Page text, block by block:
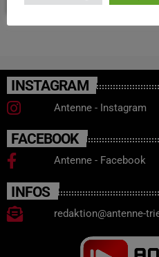
INSTAGRAM
Antenne - Instagram
FACEBOOK
Antenne - Facebook
INFOS
redaktion@antenne-